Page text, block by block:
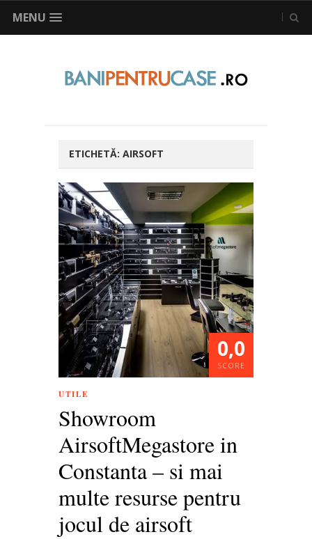
MENU
ETICHETĂ: AIRSOFT
0,0
SCORE
UTILE
Showroom
AirsoftMegastore in
Constanta – si mai
multe resurse pentru
jocul de airsoft